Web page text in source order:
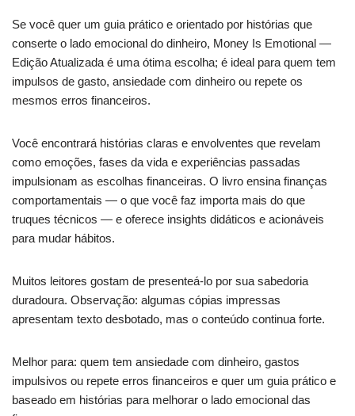
Se você quer um guia prático e orientado por histórias que
conserte o lado emocional do dinheiro, Money Is Emotional —
Edição Atualizada é uma ótima escolha; é ideal para quem tem
impulsos de gasto, ansiedade com dinheiro ou repete os
mesmos erros financeiros.
Você encontrará histórias claras e envolventes que revelam
como emoções, fases da vida e experiências passadas
impulsionam as escolhas financeiras. O livro ensina finanças
comportamentais — o que você faz importa mais do que
truques técnicos — e oferece insights didáticos e acionáveis
para mudar hábitos.
Muitos leitores gostam de presenteá-lo por sua sabedoria
duradoura. Observação: algumas cópias impressas
apresentam texto desbotado, mas o conteúdo continua forte.
Melhor para: quem tem ansiedade com dinheiro, gastos
impulsivos ou repete erros financeiros e quer um guia prático e
baseado em histórias para melhorar o lado emocional das